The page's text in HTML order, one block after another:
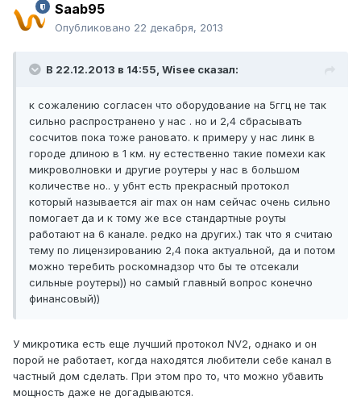
Saab95
Опубликовано 22 декабря, 2013
В 22.12.2013 в 14:55, Wisee сказал:
к сожалению согласен что оборудование на 5ггц не так
сильно распространено у нас . но и 2,4 сбрасывать
сосчитов пока тоже рановато. к примеру у нас линк в
городе длиною в 1 км. ну естественно такие помехи как
микроволновки и другие роутеры у нас в большом
количестве но.. у убнт есть прекрасный протокол
который называется air max он нам сейчас очень сильно
помогает да и к тому же все стандартные роуты
работают на 6 канале. редко на других.) так что я считаю
тему по лицензированию 2,4 пока актуальной, да и потом
можно теребить роскомнадзор что бы те отсекали
сильные роутеры)) но самый главный вопрос конечно
финансовый))
У микротика есть еще лучший протокол NV2, однако и он
порой не работает, когда находятся любители себе канал в
частный дом сделать. При этом про то, что можно убавить
мощность даже не догадываются.